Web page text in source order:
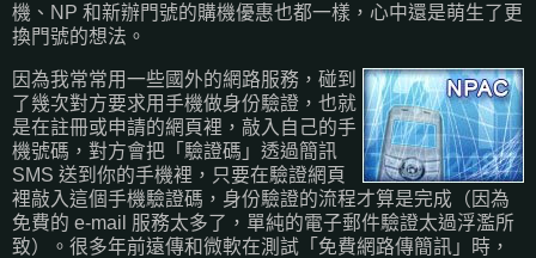
機、NP 和新辦門號的購機優惠也都一樣，心中還是萌生了更
換門號的想法。
因為我常常用一些國外的網路服務，碰到
了幾次對方要求用手機做身份驗證，也就
是在註冊或申請的網頁裡，敲入自己的手
機號碼，對方會把「驗證碼」透過簡訊
SMS 送到你的手機裡，只要在驗證網頁
裡敲入這個手機驗證碼，身份驗證的流程才算是完成（因為
免費的 e-mail 服務太多了，單純的電子郵件驗證太過浮濫所
致）。很多年前遠傳和微軟在測試「免費網路傳簡訊」時，